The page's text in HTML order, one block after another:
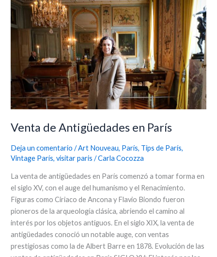
Venta de Antigüedades en París
Deja un comentario /Art Nouveau, París, Tips de París,
Vintage París,visitar paris /Carla Cocozza
La venta de antigüedades en París comenzó a tomar forma en
el siglo XV, con el auge del humanismo y el Renacimiento.
Figuras como Ciriaco de Ancona y Flavio Biondo fueron
pioneros de la arqueología clásica, abriendo el camino al
interés por los objetos antiguos. En el siglo XIX, la venta de
antigüedades conoció un notable auge, con ventas
prestigiosas como la de Albert Barre en 1878. Evolución de las
Antigüedades
en